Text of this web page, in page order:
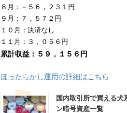
８月：－５６，２３１円
９月：７，５７２円
１０月：決済なし
１１月：３，０５６円
累計収益：５９，１５６円
ほったらかし運用の詳細はこちら
国内取引所で買える犬
ン暗号資産一覧